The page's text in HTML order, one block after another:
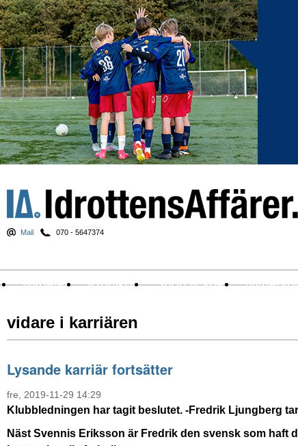
Mail 070 - 5647374
Nyheter Krönikor Sport & spel
vidare i karriären
Lysande karriär fortsätter
fre, 2019-11-29 14:29
Klubbledningen har tagit beslutet. -Fredrik Ljungberg
Näst Svennis Eriksson är Fredrik den svensk som haft